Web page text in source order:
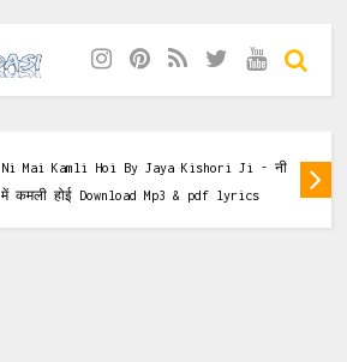
Ji - बाबो म्हाने भोलाय गयो Download Mp3 & pdf
lyrics